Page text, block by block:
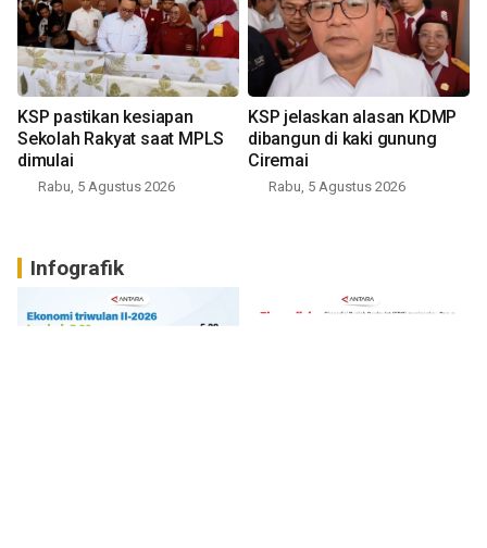
KSP pastikan kesiapan
Sekolah Rakyat saat MPLS
dimulai
Rabu, 5 Agustus 2026
KSP jelaskan alasan KDMP
dibangun di kaki gunung
Ciremai
Rabu, 5 Agustus 2026
Infografik